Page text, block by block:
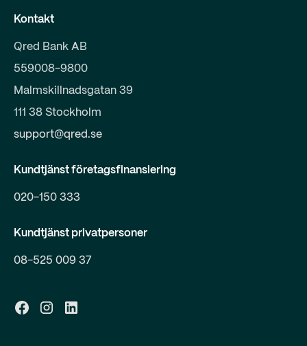
Kontakt
Qred Bank AB
559008-9800
Malmskillnadsgatan 39
111 38 Stockholm
support@qred.se
Kundtjänst företagsfinansiering
020-150 333
Kundtjänst privatpersoner
08-525 009 37